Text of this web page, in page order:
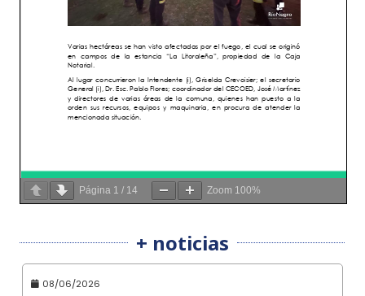
Página 1 / 14 Zoom 100%
+ noticias
08/06/2026